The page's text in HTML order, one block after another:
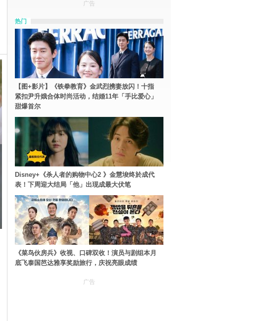
广告
热门
【图+影片】《铁拳教育》金武烈携妻放闪！十指
紧扣尹升娥合体时尚活动，结婚11年「手比爱心」
甜爆首尔
Disney+《杀人者的购物中心2 》金慧埈终於成代
表！下周迎大结局「他」出现成最大伏笔
《菜鸟伙房兵》收视、口碑双收！演员与剧组本月
底飞泰国芭达雅享奖励旅行，庆祝亮眼成绩
广告